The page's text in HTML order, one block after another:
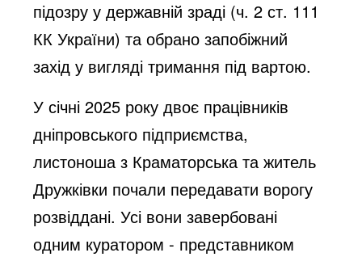
підозру у державній зраді (ч. 2 ст. 111
КК України) та обрано запобіжний
захід у вигляді тримання під вартою.
У січні 2025 року двоє працівників
дніпровського підприємства,
листоноша з Краматорська та житель
Дружківки почали передавати ворогу
розвіддані. Усі вони завербовані
одним куратором - представником